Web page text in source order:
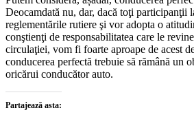
Deocamdată nu, dar, dacă toţi participanţii
reglementările rutiere şi vor adopta o
conştienţi de responsabilitatea care le
circulaţiei, vom fi foarte aproape de acest
conducerea perfectă trebuie să rămână un
oricărui conducător auto.
Partajează asta: